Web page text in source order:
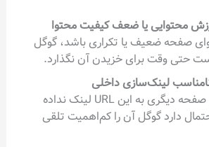
محتوایی یا ضعف کیفیت محتوا
صفحه ضعیف یا تکراری باشد، گوگل
حتی وقت برای خزیدن آن نگذارد.
لینک‌سازی داخلی
اگر هیچ صفحه دیگری به این URL لینک نداده
دارد گوگل آن را کم‌اهمیت تلقی